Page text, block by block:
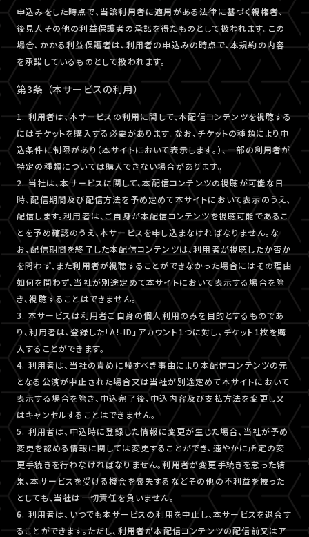
申込みをした時点で、当該利用者に適用がある法律に基づく親権者、
後見人その他の利益保護者の承諾を得たものとして扱われます。この
場合、かかる利益保護者は、利用者の申込みの時点で、本規約の内容
を承諾しているものとして扱われます。
第3条 （本サービスの利用）
1. 利用者は、本サービスの利用に関して、本配信コンテンツを視聴する
にはチケットを購入する必要があります。なお、チケットの種類により申
込条件に制限があり（本サイトにおいて表示します。）、一部の利用者が
特定の種類については購入できない場合があります。
2. 当社は、本サービスに関して、本配信コンテンツの視聴が可能な日
時、配信期間及び配信方法を予め定めて本サイトにおいて表示のうえ、
配信します。利用者は、ご自身が本配信コンテンツを視聴可能であるこ
とを予め確認のうえ、本サービスを申し込まなければなりません。な
お、配信期間を終了した本配信コンテンツは、利用者が視聴したか否か
を問わず、また利用者が視聴することができなかった場合にはその理由
如何を問わず、当社が別途定めて本サイトにおいて表示する場合を除
き、視聴することはできません。
3. 本サービスは利用者ご自身の個人利用のみを目的とするものであ
り、利用者は、登録した「A!-ID」アカウント1つに対し、チケット1枚を購
入することができます。
4. 利用者は、当社の責めに帰すべき事由により本配信コンテンツの元
となる公演が中止された場合又は当社が別途定めて本サイトにおいて
表示する場合を除き、申込完了後、申込内容及び支払方法を変更し又
はキャンセルすることはできません。
5. 利用者は、申込時に登録した情報に変更が生じた場合、当社が予め
変更を認める情報に関しては変更することができ、速やかに所定の変
更手続きを行わなければなりません。利用者が変更手続きを怠った結
果、本サービスを受ける機会を喪失するなどその他の不利益を被った
としても、当社は一切責任を負いません。
6. 利用者は、いつでも本サービスの利用を中止し、本サービスを退会す
ることができます。ただし、利用者が本配信コンテンツの配信前又はア